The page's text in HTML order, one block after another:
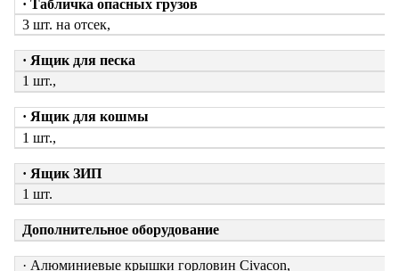
· Табличка опасных грузов
3 шт. на отсек,
· Ящик для песка
1 шт.,
· Ящик для кошмы
1 шт.,
· Ящик ЗИП
1 шт.
Дополнительное оборудование
· Алюминиевые крышки горловин Civacon,